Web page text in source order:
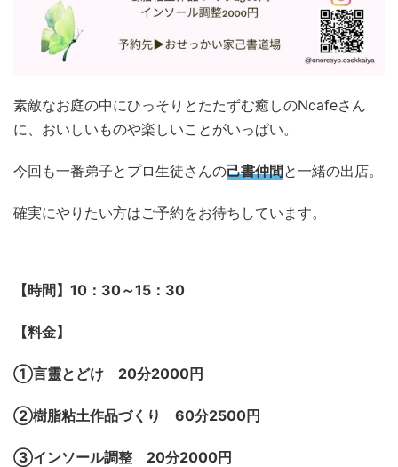
素敵なお庭の中にひっそりとたたずむ癒しのNcafeさん
に、おいしいものや楽しいことがいっぱい。
今回も一番弟子とプロ生徒さんの己書仲間と一緒の出店。
確実にやりたい方はご予約をお待ちしています。
【時間】10：30～15：30
【料金】
①言靈とどけ 20分2000円
②樹脂粘土作品づくり 60分2500円
③インソール調整 20分2000円